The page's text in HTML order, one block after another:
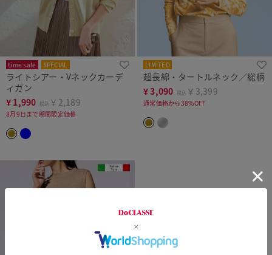
time sale SPECIAL
ライトシアー・Vネックカーデ
ィガン
¥ 1,990 税込 ￥2,189
8月9日まで期間限定価格
LIMITED
超長綿・タートルネック／総柄
¥3,090 税込 ￥3,399
通常価格から38%OFF